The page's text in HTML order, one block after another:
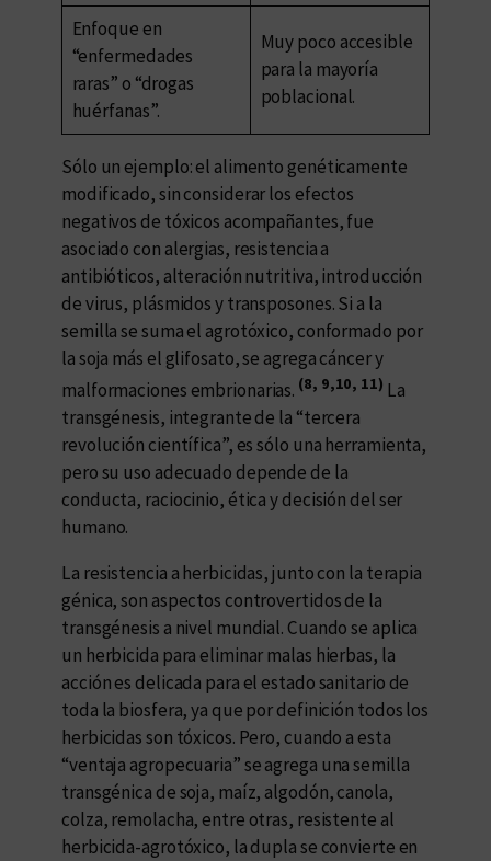
Enfoque en
“enfermedades
raras” o “drogas
huérfanas”.
Muy poco accesible
para la mayoría
poblacional.
Sólo un ejemplo: el alimento genéticamente
modificado, sin considerar los efectos
negativos de tóxicos acompañantes, fue
asociado con alergias, resistencia a
antibióticos, alteración nutritiva, introducción
de virus, plásmidos y transposones. Si a la
semilla se suma el agrotóxico, conformado por
la soja más el glifosato, se agrega cáncer y
malformaciones embrionarias. (8, 9,10, 11) La
transgénesis, integrante de la “tercera
revolución científica”, es sólo una herramienta,
pero su uso adecuado depende de la
conducta, raciocinio, ética y decisión del ser
humano.
La resistencia a herbicidas, junto con la terapia
génica, son aspectos controvertidos de la
transgénesis a nivel mundial. Cuando se aplica
un herbicida para eliminar malas hierbas, la
acción es delicada para el estado sanitario de
toda la biosfera, ya que por definición todos los
herbicidas son tóxicos. Pero, cuando a esta
“ventaja agropecuaria” se agrega una semilla
transgénica de soja, maíz, algodón, canola,
colza, remolacha, entre otras, resistente al
herbicida-agrotóxico, la dupla se convierte en